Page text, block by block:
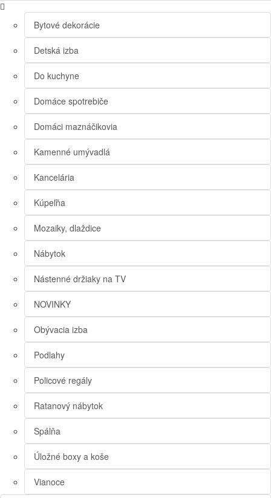
Bytové dekorácie
Detská izba
Do kuchyne
Domáce spotrebiče
Domáci maznáčikovia
Kamenné umývadlá
Kancelária
Kúpeľňa
Mozaiky, dlaždice
Nábytok
Nástenné držiaky na TV
NOVINKY
Obývacia izba
Podlahy
Policové regály
Ratanový nábytok
Spálňa
Úložné boxy a koše
Vianoce